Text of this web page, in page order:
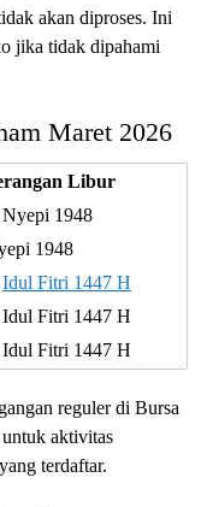
akan diproses. Ini
jika tidak dipahami
Maret 2026
Libur
Nyepi 1948
1948
Idul Fitri 1447 H
Idul Fitri 1447 H
Idul Fitri 1447 H
reguler di Bursa
aktivitas
terdaftar.